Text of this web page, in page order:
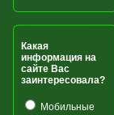
Какая
информация на
сайте Вас
заинтересовала?
Мобильные